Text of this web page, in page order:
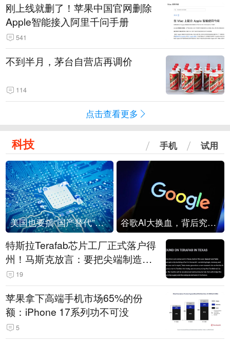
刚上线就删了！苹果中国官网删除
Apple智能接入阿里千问手册
541
不到半月，茅台自营店再调价
114
点击查看更多
科技 手机 试用
美国也要搞“国产替代”？先算清三笔账 谷歌AI大换血，背后究竟发生了什么？
特斯拉Terafab芯片工厂正式落户得
州！马斯克放言：要把尖端制造带
回美国
19
苹果拿下高端手机市场65%的份
额：iPhone 17系列功不可没
5